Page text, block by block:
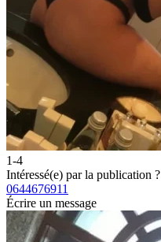
1-4
Intéressé(e) par la publication ?
0644676911
Écrire un message